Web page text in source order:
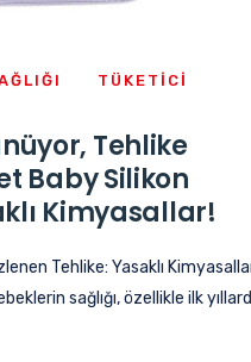
TÜKETICI
Tehlike
Baby Silikon
Kimyasallar!
Tehlike: Yasaklı
sağlığı, özellikle ilk